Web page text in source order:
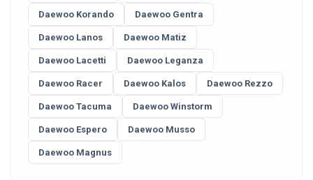
Daewoo Korando Daewoo Gentra
Daewoo Lanos Daewoo Matiz
Daewoo Lacetti Daewoo Leganza
Daewoo Racer Daewoo Kalos Daewoo Rezzo
Daewoo Tacuma Daewoo Winstorm
Daewoo Espero Daewoo Musso
Daewoo Magnus